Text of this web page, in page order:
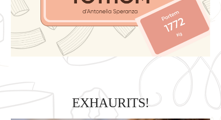
EXHAURITS!